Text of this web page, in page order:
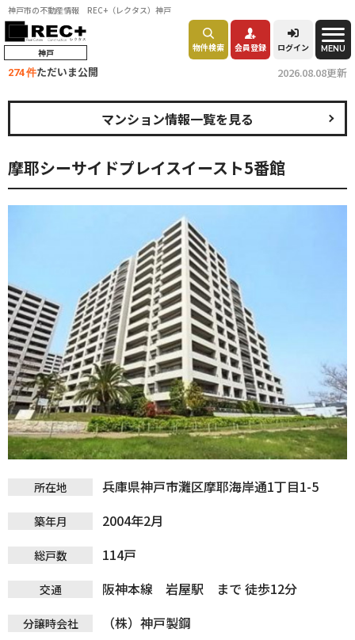
神戸市の不動産情報 REC+（レクタス）神戸
神戸 物件検索 会員登録 ログイン MENU
274 件ただいま公開 2026.08.08更新
摩耶シーサイドプレイスイースト5番館
マンション情報一覧を見る
所在地 兵庫県神戸市灘区摩耶海岸通1丁目1-5
築年月 2004年2月
総戸数 114戸
交通 阪神本線 岩屋駅 まで 徒歩12分
分譲時会社 （株）神戸製鋼